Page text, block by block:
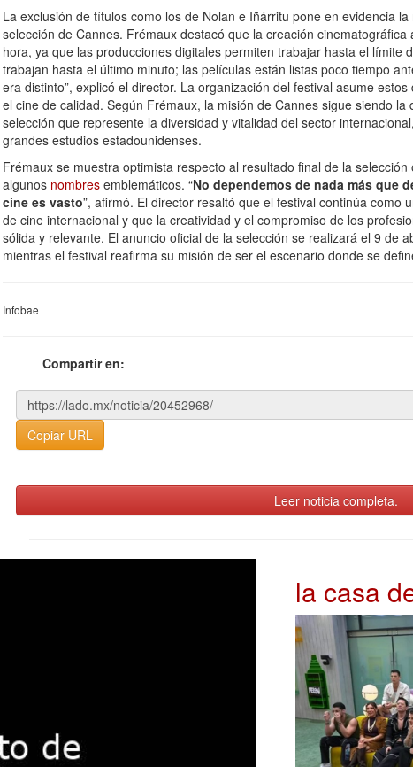
La exclusión de títulos como los de Nolan e Iñárritu pone en evidencia
selección de Cannes. Frémaux destacó que la creación
hora, ya que las producciones digitales permiten trabajar hasta el límite
trabajan hasta el último minuto; las películas están listas poco tiempo
era distinto”, explicó el director. La organización del festival asume
el cine de calidad. Según Frémaux, la misión de Cannes sigue siendo
selección que represente la diversidad y vitalidad del sector
grandes estudios estadounidenses.
Frémaux se muestra optimista respecto al resultado final de la
algunos nombres emblemáticos. “No dependemos de nada más que
cine es vasto”, afirmó. El director resaltó que el festival continúa como
de cine internacional y que la creatividad y el compromiso de los
sólida y relevante. El anuncio oficial de la selección se realizará el 9 de
mientras el festival reafirma su misión de ser el escenario donde se
Infobae
Compartir en:
Copiar URL
Leer noticia completa.
la casa